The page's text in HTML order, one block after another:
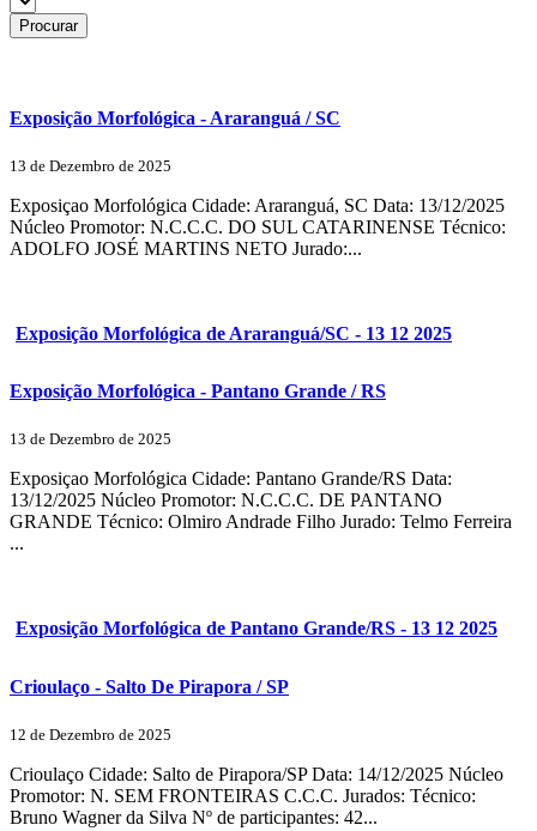
Exposição Morfológica - Araranguá / SC
13 de Dezembro de 2025
Exposiçao Morfológica Cidade: Araranguá, SC Data: 13/12/2025
Núcleo Promotor: N.C.C.C. DO SUL CATARINENSE Técnico:
ADOLFO JOSÉ MARTINS NETO Jurado:...
Exposição Morfológica de Araranguá/SC - 13 12 2025
Exposição Morfológica - Pantano Grande / RS
13 de Dezembro de 2025
Exposiçao Morfológica Cidade: Pantano Grande/RS Data:
13/12/2025 Núcleo Promotor: N.C.C.C. DE PANTANO
GRANDE Técnico: Olmiro Andrade Filho Jurado: Telmo Ferreira
...
Exposição Morfológica de Pantano Grande/RS - 13 12 2025
Crioulaço - Salto De Pirapora / SP
12 de Dezembro de 2025
Crioulaço Cidade: Salto de Pirapora/SP Data: 14/12/2025 Núcleo
Promotor: N. SEM FRONTEIRAS C.C.C. Jurados: Técnico:
Bruno Wagner da Silva Nº de participantes: 42...